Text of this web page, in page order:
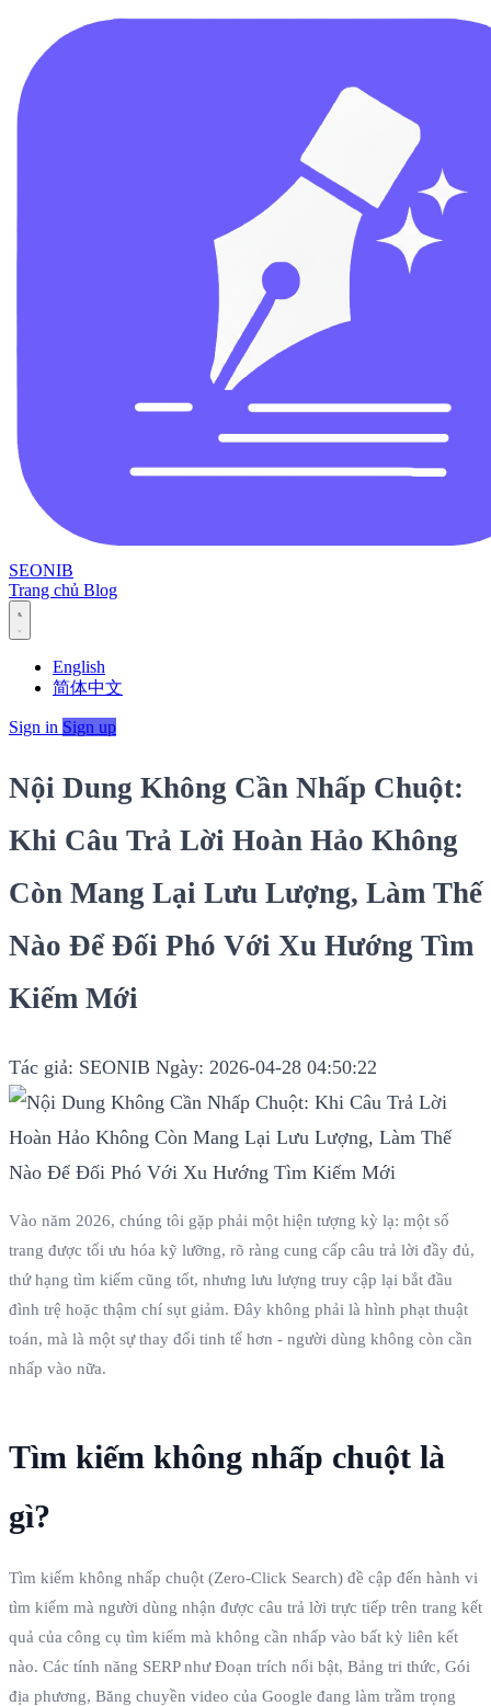
SEONIB
Trang chủ Blog
English
简体中文
Sign in Sign up
Nội Dung Không Cần Nhấp Chuột:
Khi Câu Trả Lời Hoàn Hảo Không
Còn Mang Lại Lưu Lượng, Làm Thế
Nào Để Đối Phó Với Xu Hướng Tìm
Kiếm Mới
Tác giả: SEONIB Ngày: 2026-04-28 04:50:22
Vào năm 2026, chúng tôi gặp phải một hiện tượng kỳ lạ: một số
trang được tối ưu hóa kỹ lưỡng, rõ ràng cung cấp câu trả lời đầy đủ,
thứ hạng tìm kiếm cũng tốt, nhưng lưu lượng truy cập lại bắt đầu
đình trệ hoặc thậm chí sụt giảm. Đây không phải là hình phạt thuật
toán, mà là một sự thay đổi tinh tế hơn - người dùng không còn cần
nhấp vào nữa.
Tìm kiếm không nhấp chuột là
gì?
Tìm kiếm không nhấp chuột (Zero-Click Search) đề cập đến hành vi
tìm kiếm mà người dùng nhận được câu trả lời trực tiếp trên trang kết
quả của công cụ tìm kiếm mà không cần nhấp vào bất kỳ liên kết
nào. Các tính năng SERP như Đoạn trích nổi bật, Bảng tri thức, Gói
địa phương, Băng chuyền video của Google đang làm trầm trọng